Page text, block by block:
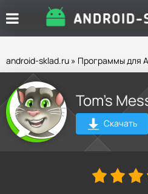
android-sklad.ru » Программы для
Tom’s
Скачать